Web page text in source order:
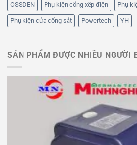
OSSDEN Phụ kiện cổng xếp điện Phụ
Phụ kiện cửa cổng sắt Powertech YH
SẢN PHẨM ĐƯỢC NHIỀU NGƯỜI